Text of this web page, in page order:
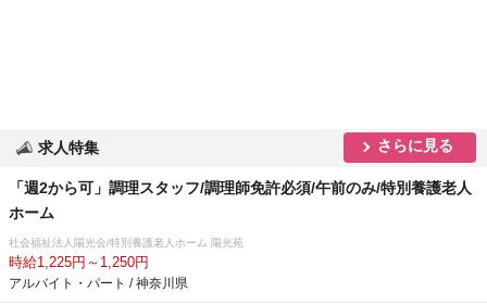
求人特集 さらに見る
「週2から可」調理スタッフ/調理師免許必須/午前のみ/特別養護老人
ホーム
社会福祉法人陽光会/特別養護老人ホーム 陽光苑
時給1,225円～1,250円
アルバイト・パート / 神奈川県